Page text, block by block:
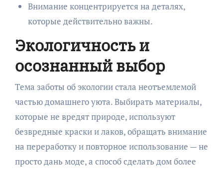
Внимание концентрируется на деталях,
которые действительно важны.
Экологичность и
осознанный выбор
Тема заботы об экологии стала неотъемлемой
частью домашнего уюта. Выбирать материалы,
которые не вредят природе, используют
безвредные краски и лаков, обращать внимание
на переработку и повторное использование — не
просто дань моде, а способ сделать дом более